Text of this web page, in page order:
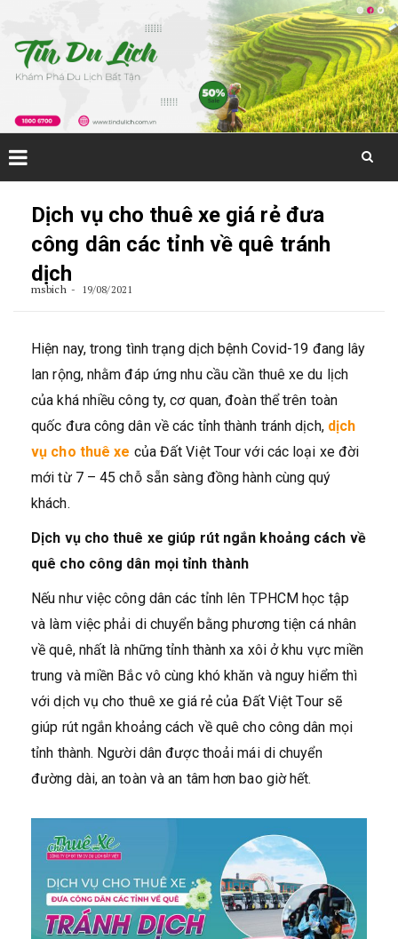
Dịch vụ cho thuê xe giá rẻ đưa
công dân các tỉnh về quê tránh
dịch
msbich 19/08/2021
Hiện nay, trong tình trạng dịch bệnh Covid-19 đang lây
lan rộng, nhằm đáp ứng nhu cầu cần thuê xe du lịch
của khá nhiều công ty, cơ quan, đoàn thể trên toàn
quốc đưa công dân về các tỉnh thành tránh dịch, dịch
vụ cho thuê xe của Đất Việt Tour với các loại xe đời
mới từ 7 – 45 chỗ sẵn sàng đồng hành cùng quý
khách.
Dịch vụ cho thuê xe giúp rút ngắn khoảng cách về
quê cho công dân mọi tỉnh thành
Nếu như việc công dân các tỉnh lên TPHCM học tập
và làm việc phải di chuyển bằng phương tiện cá nhân
về quê, nhất là những tỉnh thành xa xôi ở khu vực miền
trung và miền Bắc vô cùng khó khăn và nguy hiểm thì
với dịch vụ cho thuê xe giá rẻ của Đất Việt Tour sẽ
giúp rút ngắn khoảng cách về quê cho công dân mọi
tỉnh thành. Người dân được thoải mái di chuyển
đường dài, an toàn và an tâm hơn bao giờ hết.